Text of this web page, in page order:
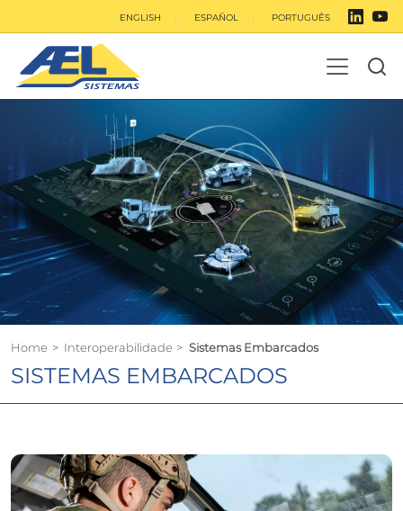
ENGLISH ESPAÑOL PORTUGUÊS
Home > Interoperabilidade > Sistemas Embarcados
SISTEMAS EMBARCADOS